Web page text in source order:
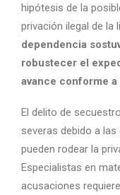
hipótesis de la
privación ilegal de la
dependencia
robustecer el
avance conforme
El delito de
severas debido a
pueden rodear la
Especialistas en
acusaciones